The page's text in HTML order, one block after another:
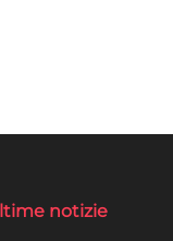
notizie